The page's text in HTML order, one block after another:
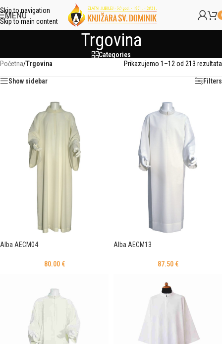
Skip to navigation
Skip to main content
MENU
Trgovina
Categories
Početna/Trgovina Prikazujemo 1–12 od 213 rezultata
Show sidebar Filters
Alba AECM04
80.00 €
Alba AECM13
87.50 €